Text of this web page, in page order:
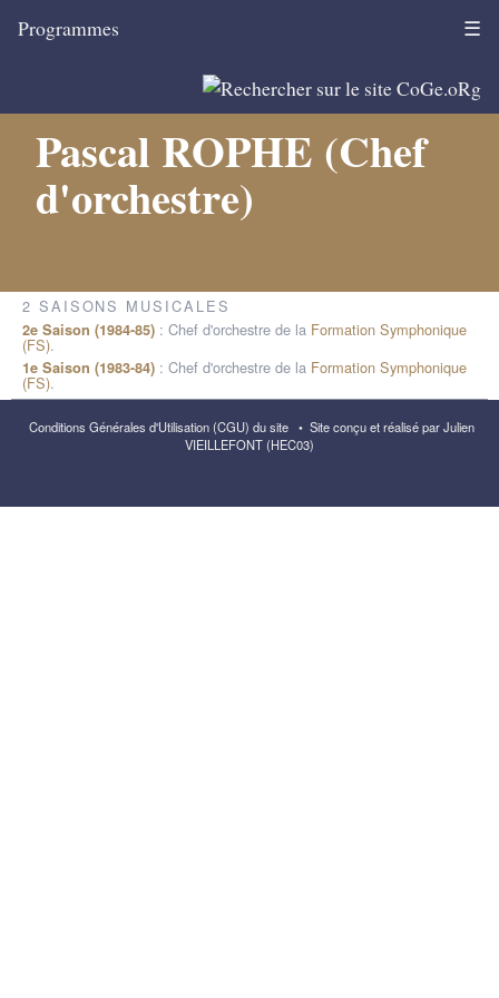
Programmes ☰
Pascal ROPHE (Chef
d'orchestre)
2 SAISONS MUSICALES
2e Saison (1984-85) : Chef d'orchestre de la Formation Symphonique
(FS).
1e Saison (1983-84) : Chef d'orchestre de la Formation Symphonique
(FS).
Conditions Générales d'Utilisation (CGU) du site • Site conçu et réalisé par Julien
VIEILLEFONT (HEC03)